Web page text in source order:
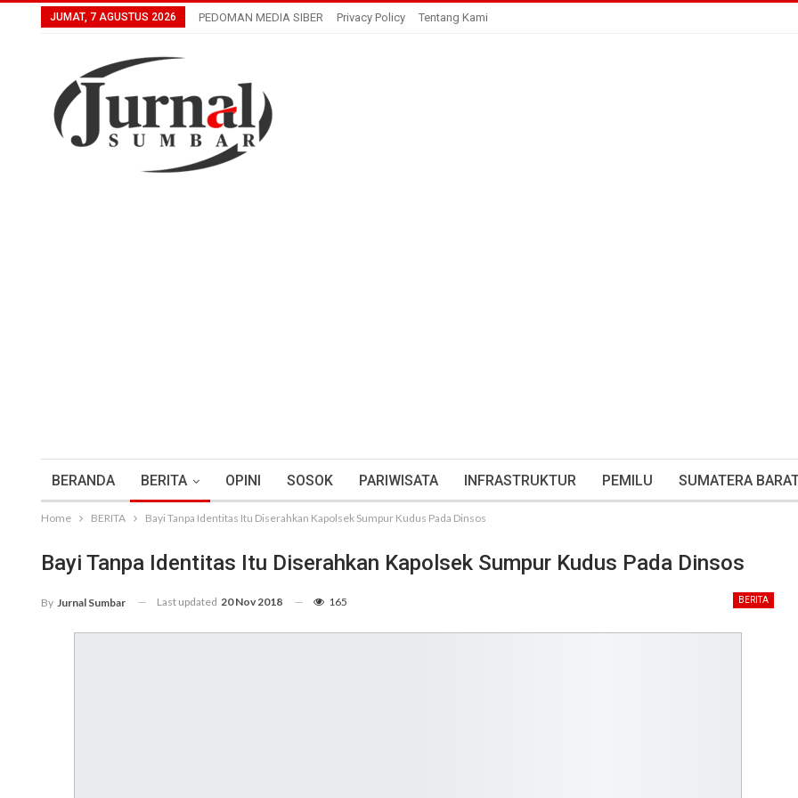
JUMAT, 7 AGUSTUS 2026 PEDOMAN MEDIA SIBER Privacy Policy Tentang Kami
BERANDA BERITA OPINI SOSOK PARIWISATA INFRASTRUKTUR PEMILU SUMATERA
Home BERITA Bayi Tanpa Identitas Itu Diserahkan Kapolsek Sumpur Kudus Pada Dinsos
Bayi Tanpa Identitas Itu Diserahkan Kapolsek Sumpur Kudus Pada Dinsos
BERITA
By Jurnal Sumbar Last updated 20 Nov 2018 165